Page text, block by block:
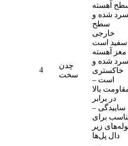
4
چدن
سخت
آهسته
سرد شده و
سطح
خارجی
سفید است
مغز آهسته
سرد شده و
خاکستری
است –
بالا
در برابر
ساییدگی –
برای
زیر
دال پل‌ها